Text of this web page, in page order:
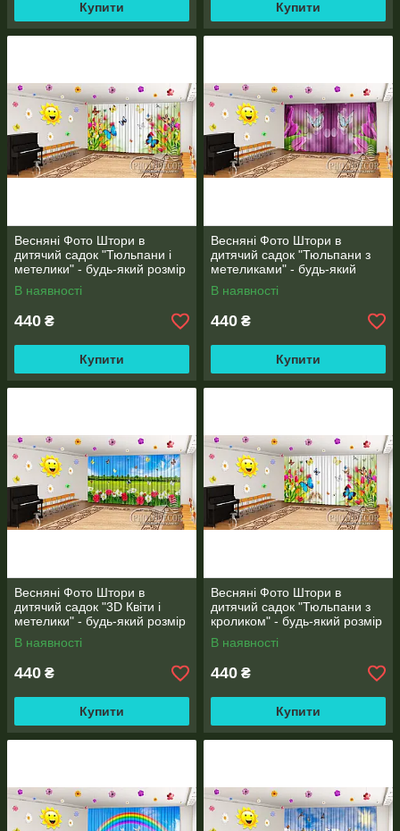
Купити Купити
Весняні Фото Штори в
дитячий садок "Тюльпани і
метелики" - будь-який розмір
В наявності
440 ₴
Купити
Весняні Фото Штори в
дитячий садок "Тюльпани з
метеликами" - будь-який
розмір
В наявності
440 ₴
Купити
Весняні Фото Штори в
дитячий садок "3D Квіти і
метелики" - будь-який розмір
В наявності
440 ₴
Купити
Весняні Фото Штори в
дитячий садок "Тюльпани з
кроликом" - будь-який розмір
В наявності
440 ₴
Купити